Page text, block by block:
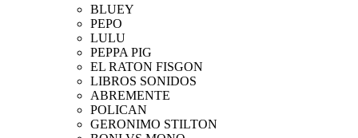
BLUEY
PEPO
LULU
PEPPA PIG
EL RATON FISGON
LIBROS SONIDOS
ABREMENTE
POLICAN
GERONIMO STILTON